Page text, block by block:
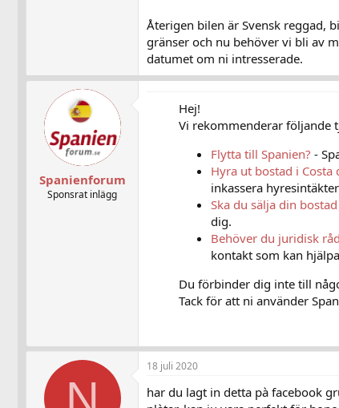
Återigen bilen är Svensk reggad,
gränser och nu behöver vi bli av
datumet om ni intresserade.
Spanienforum
Sponsrat inlägg
Hej!
Vi rekommenderar följande
Flytta till Spanien? -
Hyra ut bostad i Costa
inkassera
Ska du sälja din
dig.
Behöver du juridisk
kontakt som kan
Du förbinder dig inte till
Tack för att ni använder
18 juli 2020
har du lagt in detta pà facebook